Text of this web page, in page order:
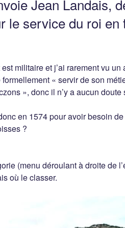
Jean Landais,
le service du roi en
militaire et j’ai rarement vu un
« servir de son
», donc il n’y a aucun doute
en 1574 pour avoir besoin
?
(menu déroulant à droite de
où le classer.